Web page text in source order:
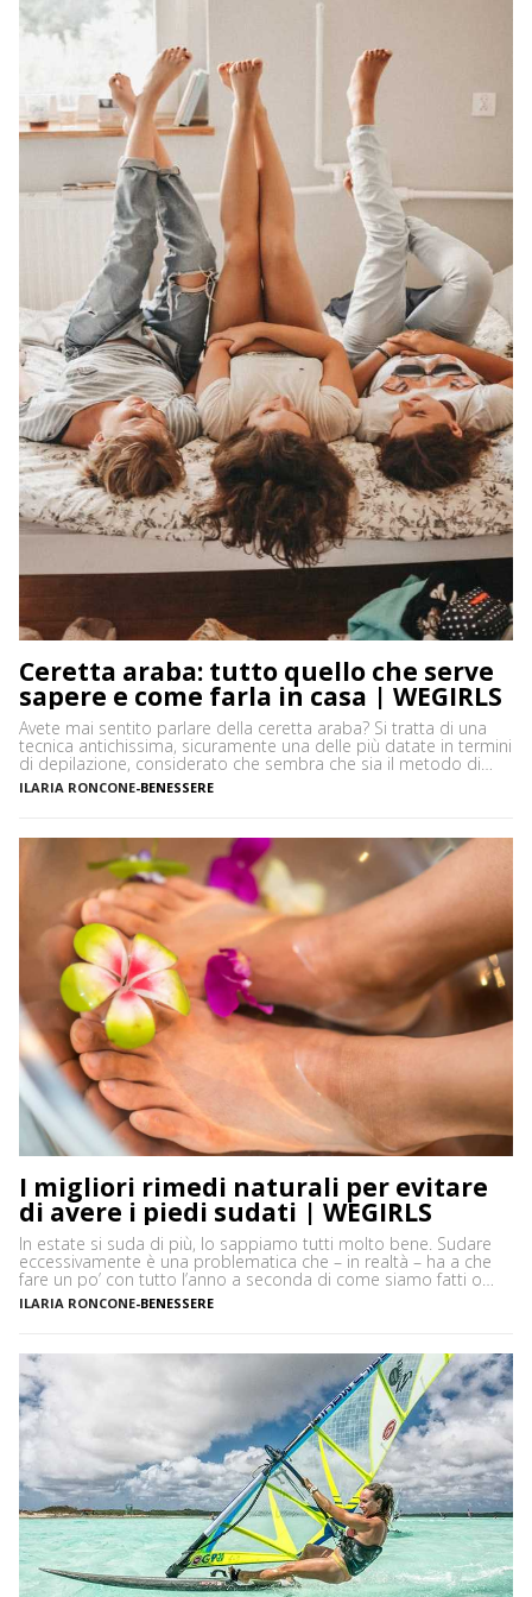
Ceretta araba: tutto quello che serve
sapere e come farla in casa | WEGIRLS
Avete mai sentito parlare della ceretta araba? Si tratta di una
tecnica antichissima, sicuramente una delle più datate in termini
di depilazione, considerato che sembra che sia il metodo di
rimozione peli più antico conosciuto. In che cosa consiste e
come si fa? Vediamo insieme tutto quello che serve sapere sulla
ILARIA RONCONE-BENESSERE
I migliori rimedi naturali per evitare
di avere i piedi sudati | WEGIRLS
In estate si suda di più, lo sappiamo tutti molto bene. Sudare
eccessivamente è una problematica che – in realtà – ha a che
fare un po’ con tutto l’anno a seconda di come siamo fatti o
delle attività che svogliamo. La sudorazione eccessiva di piedi e
ascelle può spesso causare fastidiose sensazioni e un forte […]
ILARIA RONCONE-BENESSERE